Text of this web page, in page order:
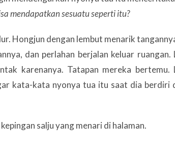
mendapatkan sesuatu seperti itu?
Hongjun dengan lembut menarik
dan perlahan berjalan keluar ruangan.
karenanya. Tatapan mereka bertemu.
kata-kata nyonya tua itu saat dia berdiri
salju yang menari di halaman.